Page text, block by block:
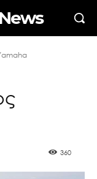
360